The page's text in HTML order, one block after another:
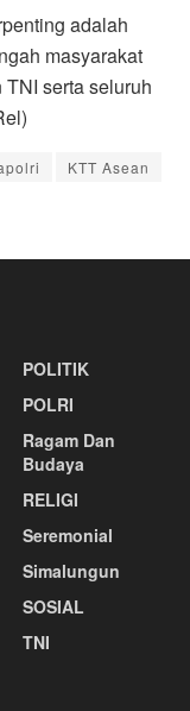
adalah
masyarakat
serta seluruh
KTT Asean
POLITIK
POLRI
Ragam Dan
Budaya
RELIGI
Seremonial
Simalungun
SOSIAL
TNI